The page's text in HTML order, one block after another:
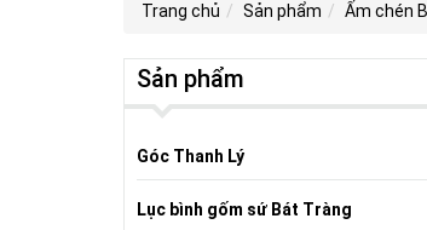
Trang chủ Sản phẩm Ấm chén
Sản phẩm
Góc Thanh Lý
Lục bình gốm sứ Bát Tràng